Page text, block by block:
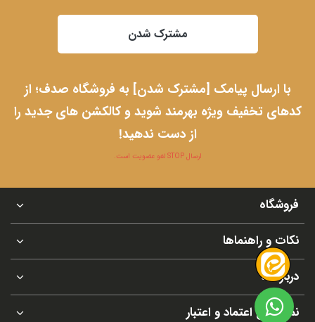
مشترک شدن
با ارسال پیامک [مشترک شدن] به فروشگاه صدف؛ از
کدهای تخفیف ویژه بهرمند شوید و کالکشن های جدید را
از دست ندهید!
ارسال STOP لغو عضویت است.
فروشگاه
نکات و راهنماها
درباره ما
نماد های اعتماد و اعتبار